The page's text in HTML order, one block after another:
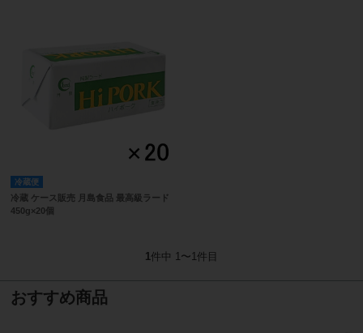
冷蔵便
冷蔵 ケース販売 月島食品 最高級ラード
450g×20個
1件中 1〜1件目
おすすめ商品